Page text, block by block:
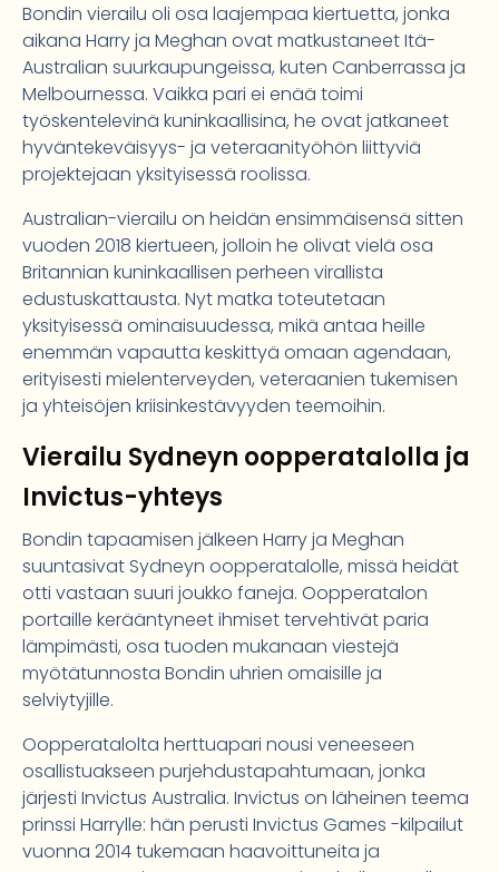
Bondin vierailu oli osa laajempaa kiertuetta, jonka
aikana Harry ja Meghan ovat matkustaneet Itä-
Australian suurkaupungeissa, kuten Canberrassa ja
Melbournessa. Vaikka pari ei enää toimi
työskentelevinä kuninkaallisina, he ovat jatkaneet
hyväntekeväisyys- ja veteraanityöhön liittyviä
projektejaan yksityisessä roolissa.
Australian-vierailu on heidän ensimmäisensä sitten
vuoden 2018 kiertueen, jolloin he olivat vielä osa
Britannian kuninkaallisen perheen virallista
edustuskattausta. Nyt matka toteutetaan
yksityisessä ominaisuudessa, mikä antaa heille
enemmän vapautta keskittyä omaan agendaan,
erityisesti mielenterveyden, veteraanien tukemisen
ja yhteisöjen kriisinkestävyyden teemoihin.
Vierailu Sydneyn oopperatalolla ja
Invictus-yhteys
Bondin tapaamisen jälkeen Harry ja Meghan
suuntasivat Sydneyn oopperatalolle, missä heidät
otti vastaan suuri joukko faneja. Oopperatalon
portaille kerääntyneet ihmiset tervehtivät paria
lämpimästi, osa tuoden mukanaan viestejä
myötätunnosta Bondin uhrien omaisille ja
selviytyjille.
Oopperatalolta herttuapari nousi veneeseen
osallistuakseen purjehdustapahtumaan, jonka
järjesti Invictus Australia. Invictus on läheinen teema
prinssi Harrylle: hän perusti Invictus Games -kilpailut
vuonna 2014 tukemaan haavoittuneita ja